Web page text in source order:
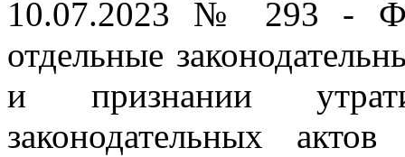
10.07.2023 № 293 -
отдельные
и признании
законодательных